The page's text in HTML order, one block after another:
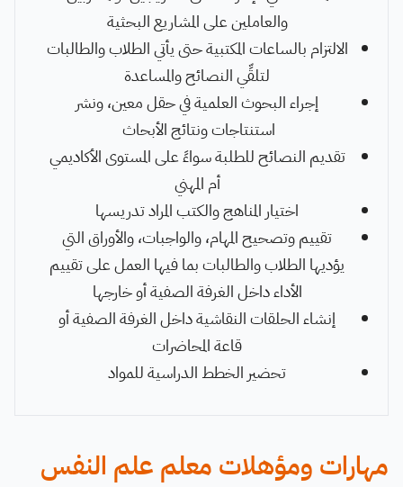
والعاملين على المشاريع البحثية
الالتزام بالساعات المكتبية حتى يأتي الطلاب والطالبات
لتلقِّي النصائح والمساعدة
إجراء البحوث العلمية في حقل معين، ونشر
استنتاجات ونتائج الأبحاث
تقديم النصائح للطلبة سواءً على المستوى الأكاديمي
أم المهني
اختيار المناهج والكتب المراد تدريسها
تقييم وتصحيح المهام، والواجبات، والأوراق التي
يؤديها الطلاب والطالبات بما فيها العمل على تقييم
الأداء داخل الغرفة الصفية أو خارجها
إنشاء الحلقات النقاشية داخل الغرفة الصفية أو
قاعة المحاضرات
تحضير الخطط الدراسية للمواد
مهارات ومؤهلات معلم علم النفس